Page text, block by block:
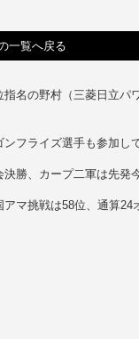
一覧へ戻る
名の野村（三菱日立パ
フライズ選手も参加し
勝、カープ二軍は先発
マ挑戦は58位、通算24